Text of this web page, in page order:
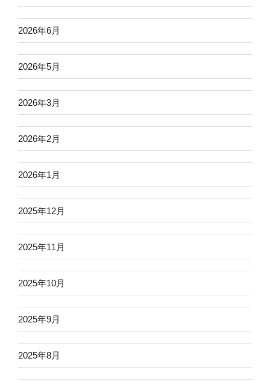
2026年6月
2026年5月
2026年3月
2026年2月
2026年1月
2025年12月
2025年11月
2025年10月
2025年9月
2025年8月